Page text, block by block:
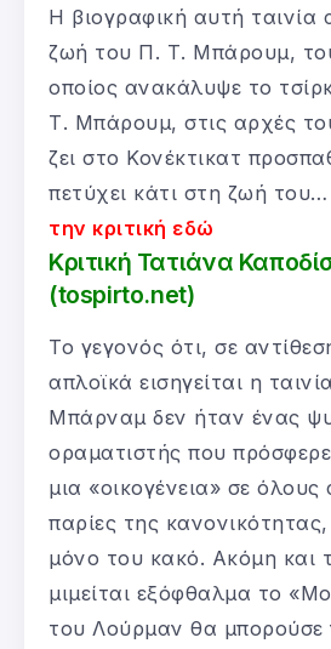
Η βιογραφική αυτή ταινία
ζωή του Π. Τ. Μπάρουμ,
οποίος ανακάλυψε το
Τ. Μπάρουμ, στις αρχές
ζει στο Κονέκτικατ
πετύχει κάτι στη ζωή του…
την κριτική εδώ
Κριτική Τατιάνα
(tospirto.net)
Το γεγονός ότι, σε
απλοϊκά εισηγείται η
Μπάρναμ δεν ήταν ένας
οραματιστής που
μια «οικογένεια» σε
παρίες της
μόνο του κακό. Ακόμη και
μιμείται εξόφθαλμα το
του Λούρμαν θα μπορούσε